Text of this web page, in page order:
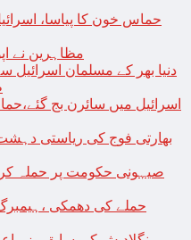
حماس خون کا پیاسا،
مظاہرین نے
دنیا بھر کے مسلمان اسرائیل
اسرائیل میں سائرن بج
حملے کی دھمکی ،ہیمبرگ